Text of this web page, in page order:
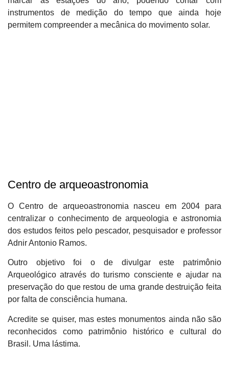
instrumentos de medição do tempo que ainda hoje
permitem compreender a mecânica do movimento solar.
Centro de arqueoastronomia
O Centro de arqueoastronomia nasceu em 2004 para
centralizar o conhecimento de arqueologia e astronomia
dos estudos feitos pelo pescador, pesquisador e professor
Adnir Antonio Ramos.
Outro objetivo foi o de divulgar este patrimônio
Arqueológico através do turismo consciente e ajudar na
preservação do que restou de uma grande destruição feita
por falta de consciência humana.
Acredite se quiser, mas estes monumentos ainda não são
reconhecidos como patrimônio histórico e cultural do
Brasil. Uma lástima.